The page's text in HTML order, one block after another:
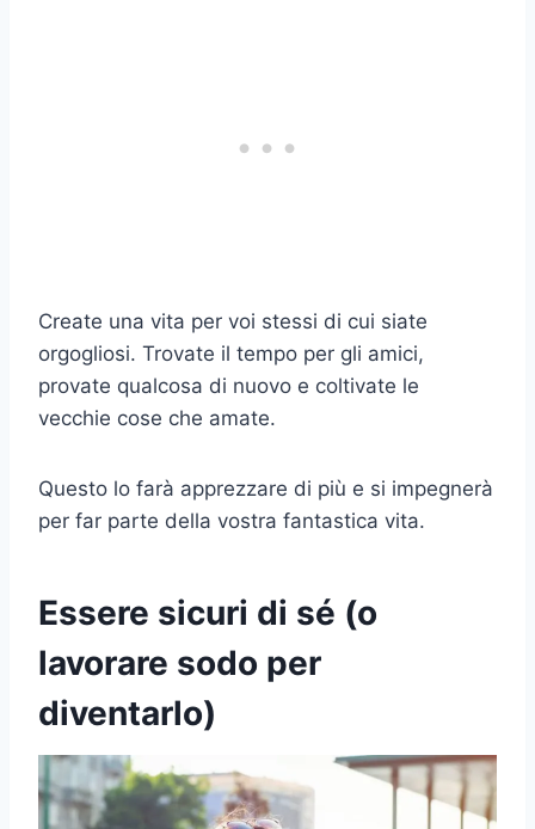
Create una vita per voi stessi di cui siate
orgogliosi. Trovate il tempo per gli amici,
provate qualcosa di nuovo e coltivate le
vecchie cose che amate.
Questo lo farà apprezzare di più e si impegnerà
per far parte della vostra fantastica vita.
Essere sicuri di sé (o
lavorare sodo per
diventarlo)